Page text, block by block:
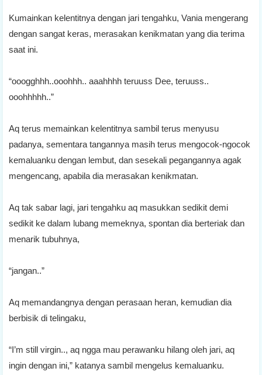
Kumainkan kelentitnya dengan jari tengahku, Vania mengerang
dengan sangat keras, merasakan kenikmatan yang dia terima
saat ini.
“ooogghhh..ooohhh.. aaahhhh teruuss Dee, teruuss..
ooohhhhh..”
Aq terus memainkan kelentitnya sambil terus menyusu
padanya, sementara tangannya masih terus mengocok-ngocok
kemaluanku dengan lembut, dan sesekali pegangannya agak
mengencang, apabila dia merasakan kenikmatan.
Aq tak sabar lagi, jari tengahku aq masukkan sedikit demi
sedikit ke dalam lubang memeknya, spontan dia berteriak dan
menarik tubuhnya,
“jangan..”
Aq memandangnya dengan perasaan heran, kemudian dia
berbisik di telingaku,
“I’m still virgin.., aq ngga mau perawanku hilang oleh jari, aq
ingin dengan ini,” katanya sambil mengelus kemaluanku.